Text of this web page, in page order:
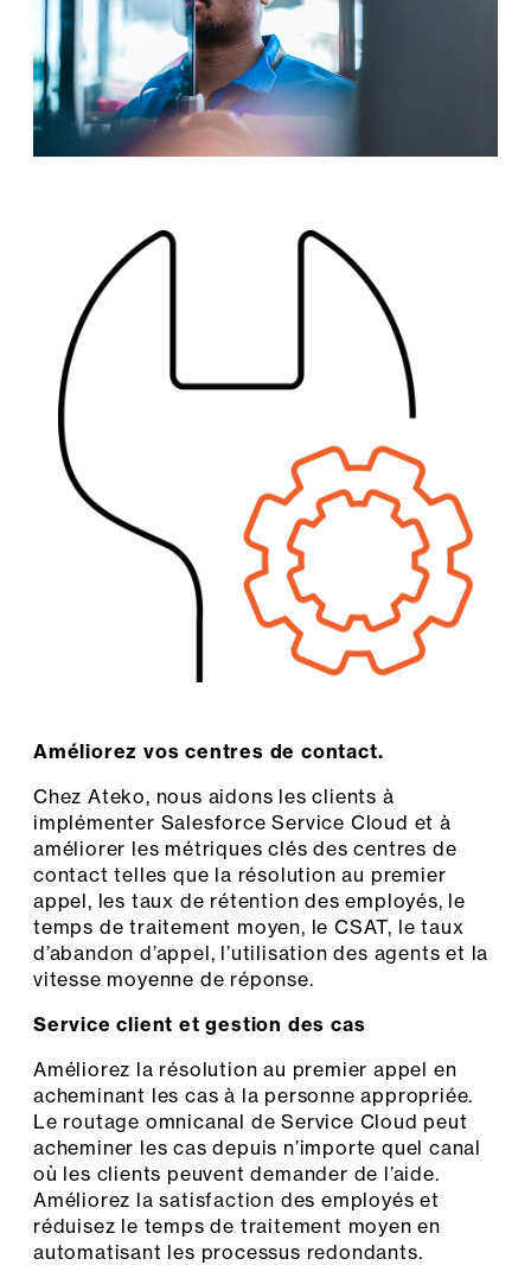
Améliorez vos centres de contact.
Chez Ateko, nous aidons les clients à
implémenter Salesforce Service Cloud et à
améliorer les métriques clés des centres de
contact telles que la résolution au premier
appel, les taux de rétention des employés, le
temps de traitement moyen, le CSAT, le taux
d’abandon d’appel, l’utilisation des agents et la
vitesse moyenne de réponse.
Service client et gestion des cas
Améliorez la résolution au premier appel en
acheminant les cas à la personne appropriée.
Le routage omnicanal de Service Cloud peut
acheminer les cas depuis n’importe quel canal
où les clients peuvent demander de l’aide.
Améliorez la satisfaction des employés et
réduisez le temps de traitement moyen en
automatisant les processus redondants.